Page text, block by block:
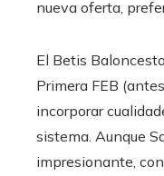
nueva oferta,
El Betis
Primera FEB
incorporar
sistema. Aunque
impresionante,